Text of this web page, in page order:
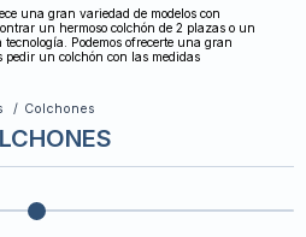
una gran variedad de modelos con
un hermoso colchón de 2 plazas o un
Podemos ofrecerte una gran
pedir un colchón con las medidas
Colchones